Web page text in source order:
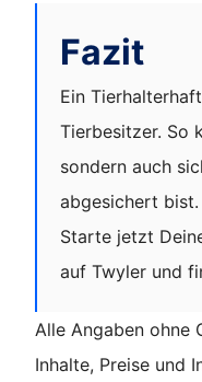
Fazit
Ein
Tierbesitzer. So
sondern auch
abgesichert bist.
Starte jetzt
auf Twyler und
Alle Angaben ohne
Inhalte, Preise und